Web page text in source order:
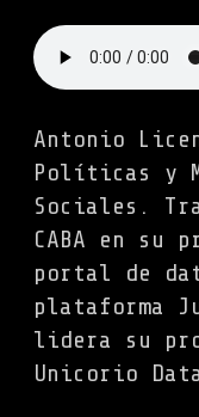
Antonio
Políticas y
Sociales.
CABA en su
portal de
plataforma
lidera su
Unicorio